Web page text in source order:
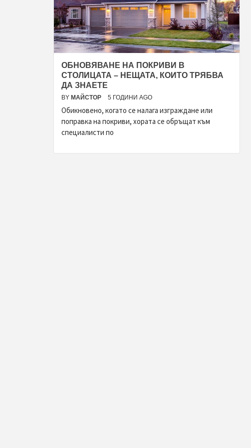
ОБНОВЯВАНЕ НА ПОКРИВИ В
СТОЛИЦАТА – НЕЩАТА, КОИТО ТРЯБВА
ДА ЗНАЕТЕ
BY МАЙСТОР 5 ГОДИНИ AGO
Обикновено, когато се налага изграждане или
поправка на покриви, хората се обръщат към
специалисти по